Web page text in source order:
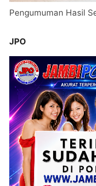
Pengumuman Hasil
JPO